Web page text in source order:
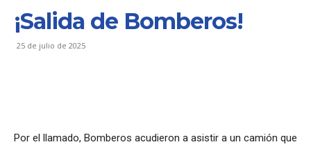
¡Salida de Bomberos!
25 de julio de 2025
Por el llamado, Bomberos acudieron a asistir a un camión que